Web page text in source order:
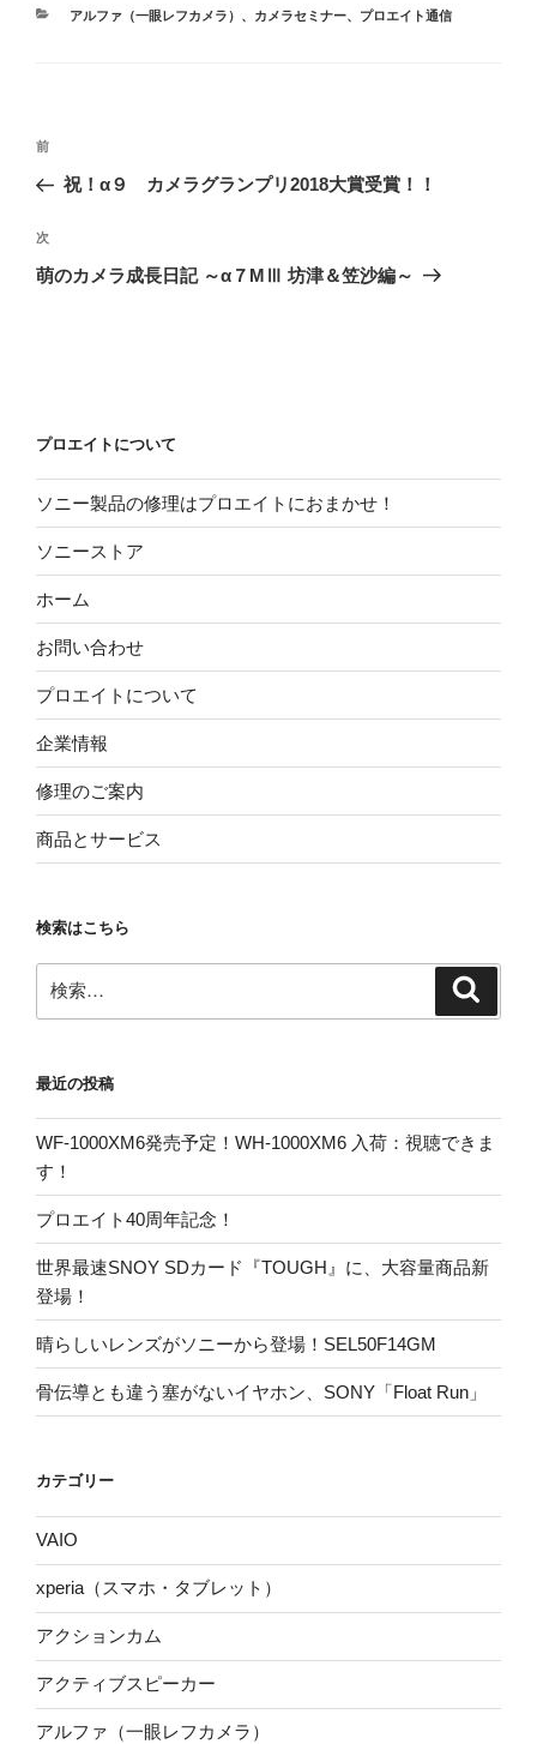
カ
アルファ（一眼レフカメラ） 、 カメラセミナー、 プロエイト通信
投
ナ
ビ
ゲ
前
の
稿
前
祝！α９ カメラグランプリ2018大賞受賞！！
次
の
次
萌のカメラ成長日記 ～α７MⅢ 坊津＆笠沙編～
プロエイトについて
ソニー製品の修理はプロエイトにおまかせ！
ソニーストア
ホーム
お問い合わせ
プロエイトについて
企業情報
修理のご案内
商品とサービス
検索はこちら
索:
最近の投稿
WF-1000XM6発売予定！WH-1000XM6 入荷：視聴できま
す！
プロエイト40周年記念！
世界最速SNOY SDカード『TOUGH』に、大容量商品新
登場！
晴らしいレンズがソニーから登場！SEL50F14GM
骨伝導とも違う塞がないイヤホン、SONY「Float Run」
カテゴリー
VAIO
xperia（スマホ・タブレット）
アクションカム
アクティブスピーカー
アルファ（一眼レフカメラ）